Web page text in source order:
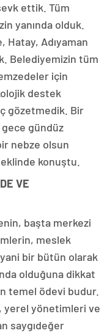
ettik. Tüm
yanında olduk.
Hatay, Adıyaman
Belediyemizin tüm
için
destek
gözetmedik. Bir
gündüz
nebze olsun
konuştu.
VE
başta merkezi
meslek
yani bir bütün olarak
olduğuna dikkat
temel ödevi budur.
yerel yönetimleri ve
saygıdeğer